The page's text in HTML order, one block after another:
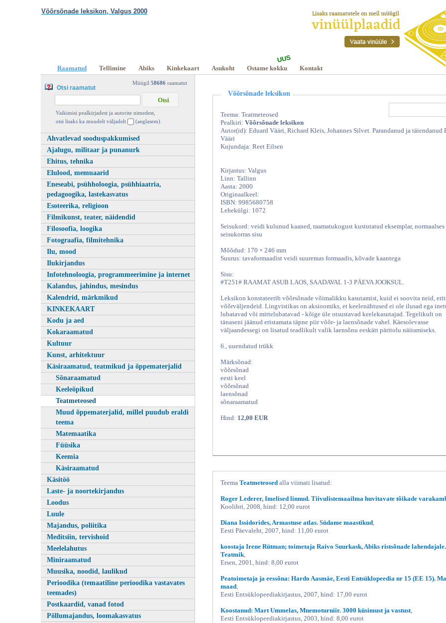
Võõrsõnade leksikon, Valgus 2000
2000 | vanaraamat. ee
Raamatud Tellimine Abiks Kinkekaart Asukoht Ostame kokku
UUS
Kontakt
Müügil 58686 raamatut
Otsi raamatut
Vaikimisi pealkirjadest ja autorite nimedest,
otsi lisaks ka muudelt väljadelt
(aeglasem).
Ahvatlevad sooduspakkumised
Ajalugu, militaar ja punanurk
Ehitus, tehnika
Elulood, memuaarid
Eneseabi, psühholoogia, psühhiaatria,
pedagoogika, lastekasvatus
Esoteerika, religioon
Filmikunst, teater, näidendid
Filosoofia, loogika
Fotograafia, filmitehnika
Ilu, mood
Ilukirjandus
Infotehnoloogia, programmeerimine ja internet
Kalandus, jahindus, mesindus
Kalendrid, märkmikud
KINKEKAART
Kodu ja aed
Kokaraamatud
Kultuur
Kunst, arhitektuur
Käsiraamatud, teatmikud ja õppematerjalid
Sõnaraamatud
Keeleõpikud
Teatmeteosed
Muud õppematerjalid, millel puudub eraldi
teema
Matemaatika
Füüsika
Keemia
Käsiraamatud
Käsitöö
Laste- ja noortekirjandus
Loodus
Luule
Majandus, poliitika
Meditsiin, tervishoid
Meelelahutus
Miniraamatud
Muusika, noodid, laulikud
Perioodika (temaatiline perioodika vastavates
teemades)
Postkaardid, vanad fotod
Põllumajandus, loomakasvatus
Võõrsõnade leksikon
Teema: Teatmeteosed
Pealkiri: Võõrsõnade leksikon
Autor(id): Eduard Vääri, Richard Kleis, Johannes Silvet. Parandanud ja täiendanud
Vääri
Kujundaja: Reet Eilsen
Kirjastus: Valgus
Linn: Tallinn
Aasta: 2000
Originaalkeel:
ISBN: 9985680758
Lehekülgi: 1072
Seisukord: veidi kulunud kaaned, raamatukogust kustutatud eksemplar, normaalses
seisukorras sisu
Mõõdud: 170 × 246 mm
Suurus: tavaformaadist veidi suuremas formaadis, kõvade kaantega
Sisu:
#T251# RAAMAT ASUB LAOS, SAADAVAL 1-3 PÄEVA JOOKSUL.
Leksikon konstateerib võõrsõnade võimalikku kasutamist, kuid ei soovita neid,
võõrväljendeid. Lingvistikas on aksioomiks, et keelenähtused ei ole ilusad ega
lubatavad või mittelubatavad - kõige üle otsustavad keelekasutajad. Tegelikult on
tänaseni jäänud eristamata täpne piir võõr- ja laensõnade vahel. Käesolevasse
väljaandessegi on lisatud teadlikult valik laensõnu eeskätt päritolu näitamiseks.
6., uuendatud trükk
Märksõnad:
võõrsõnad
eesti keel
võõrsõnad
laensõnad
sõnaraamatud
Hind: 12,00 EUR
Teema Teatmeteosed alla viimati lisatud:
Roger Lederer, Imelised linnud. Tiivulistemaailma huvitavate tõikade
Koolibri, 2008, hind: 12,00 eurot
Diana Issidorides, Armastuse atlas. Südame maastikud
Eesti Päevaleht, 2007, hind: 11,00 eurot
koostaja Irene Rütman; toimetaja Raivo Suurkask, Abiks ristsõnade lahendajale.
Teatmik
Ersen, 2001, hind: 8,00 eurot
Peatoimetaja ja eessõna: Hardo Aasmäe, Eesti Entsüklopeedia nr 15 (EE 15).
maad
Eesti Entsüklopeediakirjastus, 2007, hind: 17,00 eurot
Koostanud: Mart Ummelas, Mnemoturniir. 3000 küsimust ja vastust
Eesti Entsüklopeediakirjastus, 2003, hind: 8,00 eurot